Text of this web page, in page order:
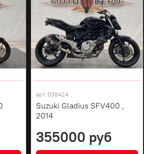
арт. 038424
Suzuki Gladius SFV400 ,
2014
355000 руб